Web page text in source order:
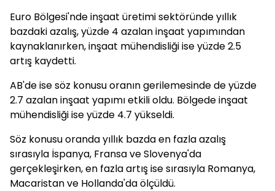
Euro Bölgesi'nde inşaat üretimi sektöründe yıllık
bazdaki azalış, yüzde 4 azalan inşaat yapımından
kaynaklanırken, inşaat mühendisliği ise yüzde 2.5
artış kaydetti.
AB'de ise söz konusu oranın gerilemesinde de yüzde
2.7 azalan inşaat yapımı etkili oldu. Bölgede inşaat
mühendisliği ise yüzde 4.7 yükseldi.
Söz konusu oranda yıllık bazda en fazla azalış
sırasıyla İspanya, Fransa ve Slovenya'da
gerçekleşirken, en fazla artış ise sırasıyla Romanya,
Macaristan ve Hollanda'da ölçüldü.